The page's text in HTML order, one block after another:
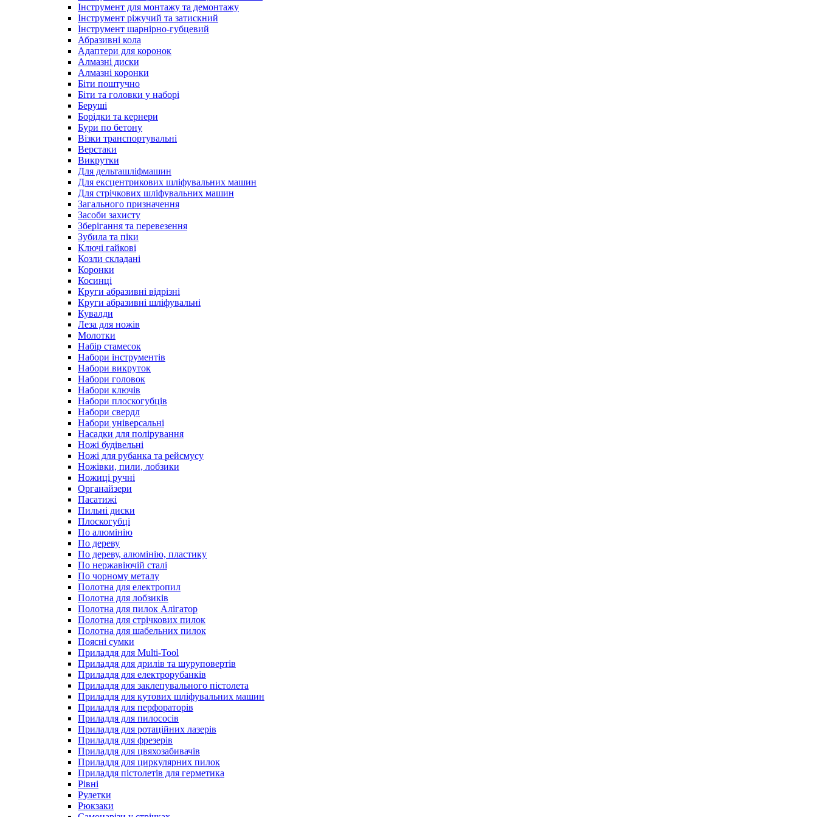
Інструмент для монтажу та демонтажу
Інструмент ріжучий та затискний
Інструмент шарнірно-губцевий
Абразивні кола
Адаптери для коронок
Алмазні диски
Алмазні коронки
Біти поштучно
Біти та головки у наборі
Беруші
Борідки та кернери
Бури по бетону
Візки транспортувальні
Верстаки
Викрутки
Для дельташліфмашин
Для ексцентрикових шліфувальних машин
Для стрічкових шліфувальних машин
Загального призначення
Засоби захисту
Зберігання та перевезення
Зубила та піки
Ключі гайкові
Козли складані
Коронки
Косинці
Круги абразивні відрізні
Круги абразивні шліфувальні
Кувалди
Леза для ножів
Молотки
Набір стамесок
Набори інструментів
Набори викруток
Набори головок
Набори ключів
Набори плоскогубців
Набори свердл
Набори універсальні
Насадки для полірування
Ножі будівельні
Ножі для рубанка та рейсмусу
Ножівки, пили, лобзики
Ножиці ручні
Органайзери
Пасатижі
Пильні диски
Плоскогубці
По алюмінію
По дереву
По дереву, алюмінію, пластику
По нержавіючій сталі
По чорному металу
Полотна для електропил
Полотна для лобзиків
Полотна для пилок Алігатор
Полотна для стрічкових пилок
Полотна для шабельних пилок
Поясні сумки
Приладдя для Multi-Tool
Приладдя для дрилів та шуруповертів
Приладдя для електрорубанків
Приладдя для заклепувального пістолета
Приладдя для кутових шліфувальних машин
Приладдя для перфораторів
Приладдя для пилососів
Приладдя для ротаційних лазерів
Приладдя для фрезерів
Приладдя для цвяхозабивачів
Приладдя для циркулярних пилок
Приладдя пістолетів для герметика
Рівні
Рулетки
Рюкзаки